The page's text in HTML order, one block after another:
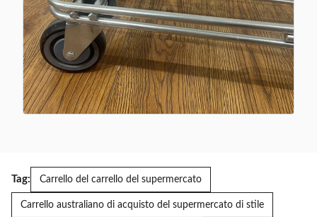
Tag: Carrello del carrello del supermercato
Carrello australiano di acquisto del supermercato di stile